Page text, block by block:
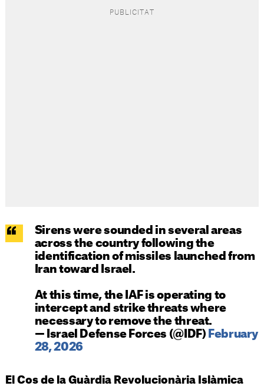
Sirens were sounded in several areas
across the country following the
identification of missiles launched from
Iran toward Israel.
At this time, the IAF is operating to
intercept and strike threats where
necessary to remove the threat.
— Israel Defense Forces (@IDF) February
28, 2026
El Cos de la Guàrdia Revolucionària Islàmica